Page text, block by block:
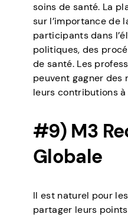
soins de santé. La
sur l’importance de
participants dans
politiques, des
de santé. Les
peuvent gagner des
leurs contributions
#9) M3
Globale
Il est naturel pour
partager leurs